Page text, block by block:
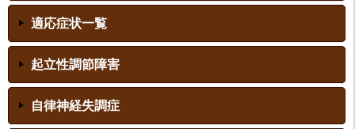
適応症状一覧
起立性調節障害
自律神経失調症